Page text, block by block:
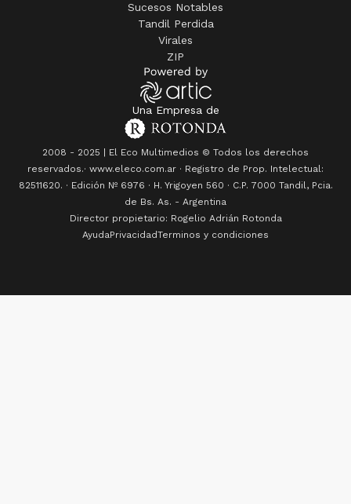
Sucesos Notables
Tandil Perdida
Virales
ZIP
Una Empresa de
2008 - 2025 | El Eco Multimedios © Todos los derechos
reservados.· www.eleco.com.ar · Registro de Prop. Intelectual:
82511620. · Edición Nº 6976 · H. Yrigoyen 560 · C.P. 7000 Tandil, Pcia.
de Bs. As. - Argentina
Director propietario: Rogelio Adrián Rotonda
AyudaPrivacidadTerminos y condiciones